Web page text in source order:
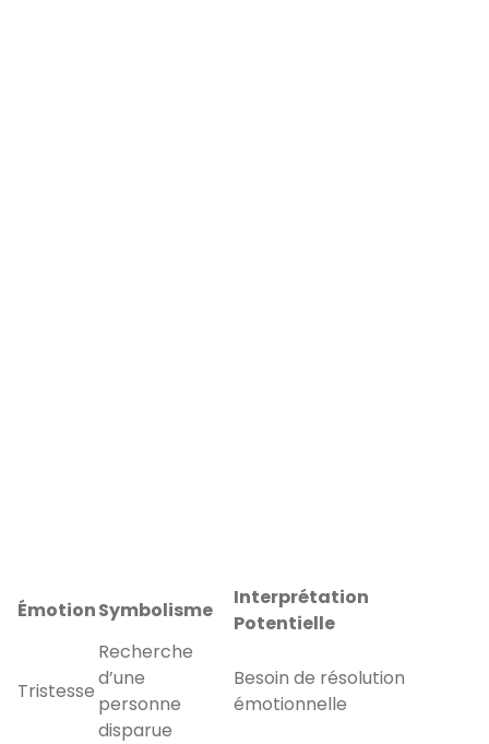
ÉmotionSymbolisme
Interprétation
Potentielle
Tristesse
Recherche
d’une
personne
disparue
Besoin de résolution
émotionnelle